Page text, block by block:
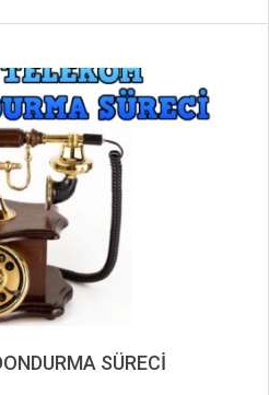
SÜRECİ